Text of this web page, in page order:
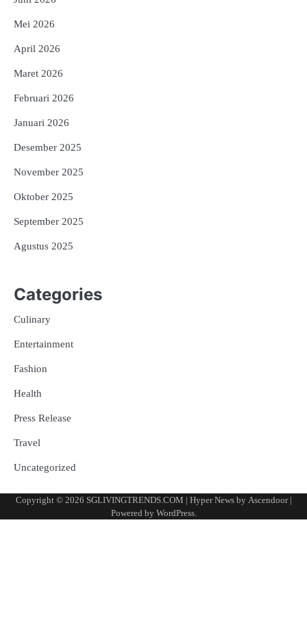
Mei 2026
April 2026
Maret 2026
Februari 2026
Januari 2026
Desember 2025
November 2025
Oktober 2025
September 2025
Agustus 2025
Categories
Culinary
Entertainment
Fashion
Health
Press Release
Travel
Uncategorized
Copyright © 2026 SGLIVINGTRENDS.COM | Hyper News by Ascendoor|
Powered by WordPress.